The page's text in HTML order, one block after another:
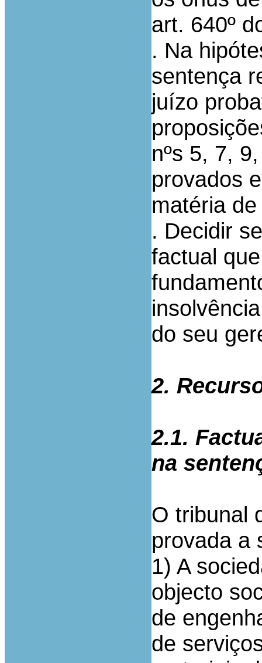
art. 640º
. Na
sentença
juízo
nºs 5, 7,
provados
matéria
. Decidir
factual
do seu
2.
2.1.
na
O tribunal
provada a
1) A
objecto
de
de